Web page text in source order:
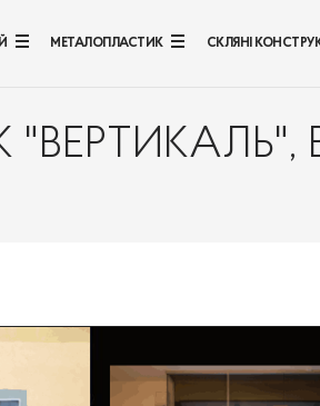
МЕТАЛОПЛАСТИК СКЛЯНІ